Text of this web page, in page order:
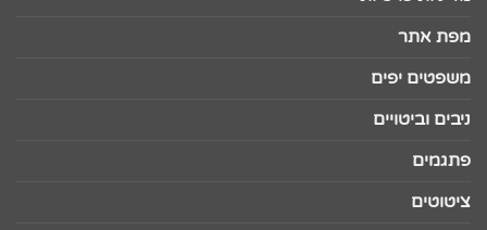
מפת אתר
משפטים יפים
ניבים וביטויים
פתגמים
ציטוטים